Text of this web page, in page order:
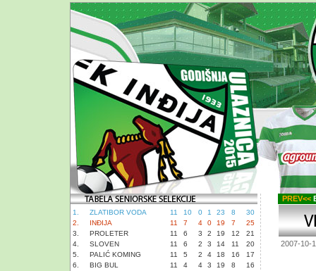
1. ZLATIBOR VODA 11 10 0 1 23 8
30
2.
INĐIJA 11 7 4 0 19 7
25
3.
PROLETER 11 6 3 2 19 12
21
4.
SLOVEN 11 6 2 3 14 11
20
5.
PALIĆ KOMING 11 5 2 4 18 16
17
6.
BIG BUL 11 4 4 3 19 8
16
PREV<<
2007-10-